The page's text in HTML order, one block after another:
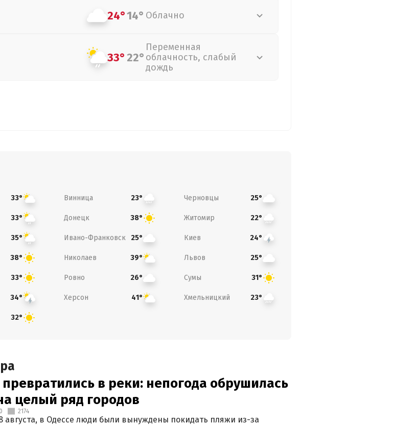
24°14° Облачно
33°22°
Переменная
облачность, слабый
дождь
33° Винница 23° Черновцы 25°
33° Донецк 38° Житомир 22°
35° Ивано-Франковск 25° Киев 24°
38° Николаев 39° Львов 25°
33° Ровно 26° Сумы 31°
34° Херсон 41° Хмельницкий 23°
32°
в реки: непогода обрушилась
целый ряд городов
2174
8 августа, в Одессе люди были вынуждены покидать пляжи из-за